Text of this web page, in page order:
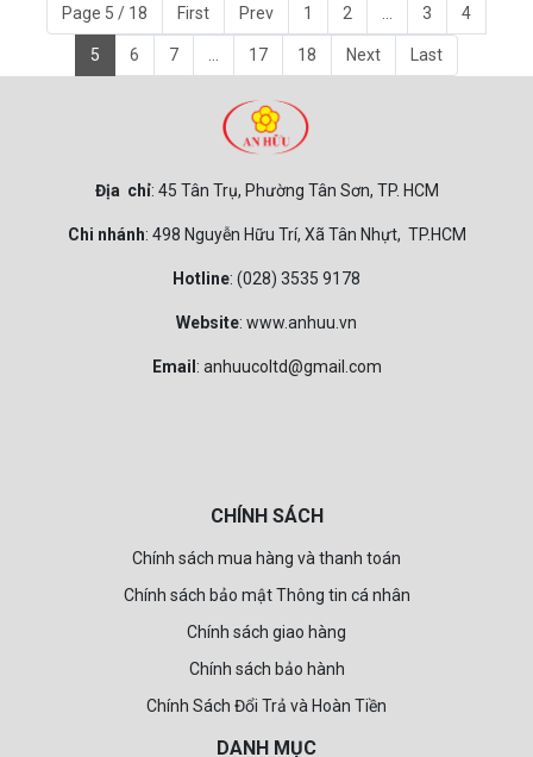
Đầu phun áp lực ty sứ VG-
120A INOX (cao cấp)
Xem nhanh
Page 5 / 18 First Prev 1 2 ... 3 4
7 ... 17 18 Next
Email: anhuucoltd@gmail.com
CHÍNH SÁCH